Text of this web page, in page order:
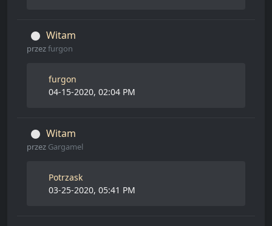
Witam
przezfurgon
furgon
04-15-2020, 02:04 PM
Witam
przez Gargamel
Potrzask
03-25-2020, 05:41 PM